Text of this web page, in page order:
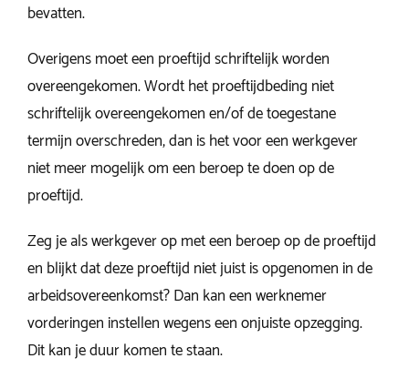
bevatten.
Overigens moet een proeftijd schriftelijk worden
overeengekomen. Wordt het proeftijdbeding niet
schriftelijk overeengekomen en/of de toegestane
termijn overschreden, dan is het voor een werkgever
niet meer mogelijk om een beroep te doen op de
proeftijd.
Zeg je als werkgever op met een beroep op de proeftijd
en blijkt dat deze proeftijd niet juist is opgenomen in de
arbeidsovereenkomst? Dan kan een werknemer
vorderingen instellen wegens een onjuiste opzegging.
Dit kan je duur komen te staan.